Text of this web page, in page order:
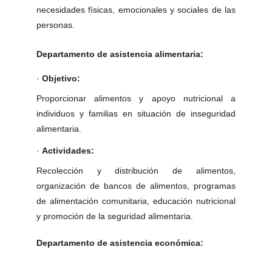
necesidades físicas, emocionales y sociales de las
personas.
Departamento de asistencia alimentaria:
· Objetivo:
Proporcionar alimentos y apoyo nutricional a
individuos y familias en situación de inseguridad
alimentaria.
· Actividades:
Recolección y distribución de alimentos,
organización de bancos de alimentos, programas
de alimentación comunitaria, educación nutricional
y promoción de la seguridad alimentaria.
Departamento de asistencia económica: